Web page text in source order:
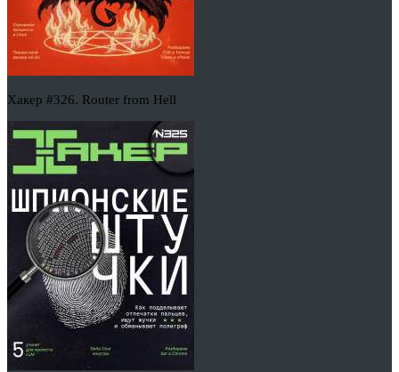
Хакер #326. Router from Hell